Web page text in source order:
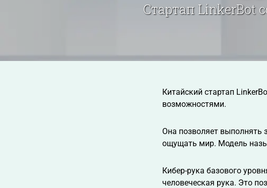
Стартап LinkerBot
Китайский стартап
возможностями.
Она позволяет выполнять
ощущать мир. Модель
Кибер-рука базового
человеческая рука. Это